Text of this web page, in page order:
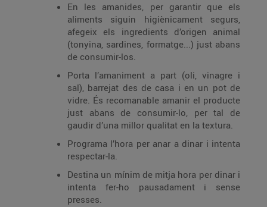
En les amanides, per garantir que els
aliments siguin higiènicament segurs,
afegeix els ingredients d’origen animal
(tonyina, sardines, formatge...) just abans
de consumir-los.
Porta l’amaniment a part (oli, vinagre i
sal), barrejat des de casa i en un pot de
vidre. És recomanable amanir el producte
just abans de consumir-lo, per tal de
gaudir d’una millor qualitat en la textura.
Programa l’hora per anar a dinar i intenta
respectar-la.
Destina un mínim de mitja hora per dinar i
intenta fer-ho pausadament i sense
presses.